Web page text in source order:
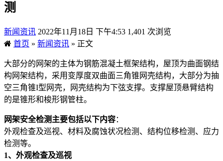
测
新闻资讯 2022年11月18日 下午4:53 1,401 次浏览
首页 » 新闻资讯 » 正文
大部分的网架的主体为钢筋混凝土框架结构，屋顶为曲面钢结
构网架结构，采用变厚度双曲面三角锥网壳结构，大部分为抽
空三角锥I型网壳，网壳结构为下弦支撑。支撑屋顶悬臂结构
的是锥形和梭形钢管柱。
网架安全检测主要包括以下内容：
外观检查及巡视、材料及腐蚀状况检测、结构位移检测、应力
检测等。
1、外观检查及巡视